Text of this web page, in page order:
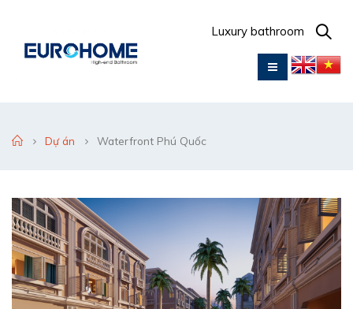
Luxury bathroom
Dự án Waterfront Phú Quốc